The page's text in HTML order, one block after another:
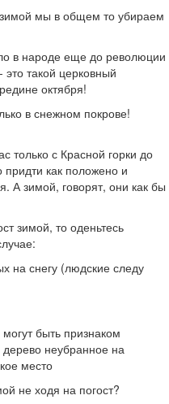
мы в общем то убираем
в народе еще до революции
такой церковный
октября!
в снежном покрове!
только с Красной горки до
как положено и
А зимой, говорят, они как бы
зимой, то оденьтесь
на снегу (людские следу
быть признаком
дерево неубранное на
место
не ходя на погост?